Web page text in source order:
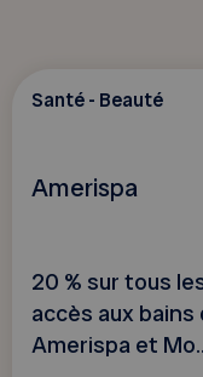
Santé - Beauté
Amerispa
20 % sur tous
accès aux
Amerispa et